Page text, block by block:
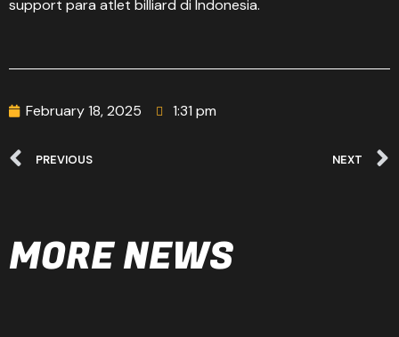
support para atlet billiard di Indonesia.
February 18, 2025 1:31 pm
PREVIOUS NEXT
MORE NEWS